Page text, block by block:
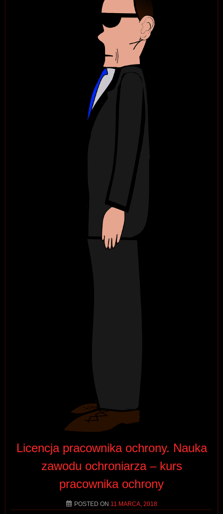
Licencja pracownika ochrony. Nauka
zawodu ochroniarza – kurs
pracownika ochrony
POSTED ON 11 MARCA, 2018